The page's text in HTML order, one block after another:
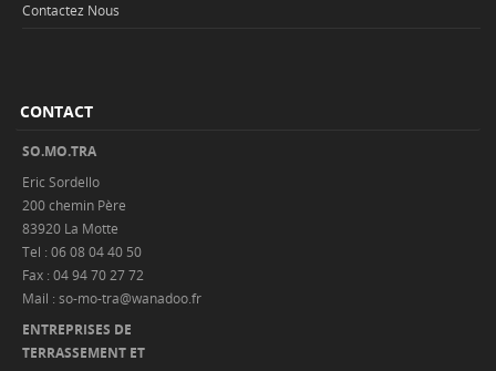
Contactez Nous
CONTACT
SO.MO.TRA
Eric Sordello
200 chemin Père
83920 La Motte
Tel : 06 08 04 40 50
Fax : 04 94 70 27 72
Mail : so-mo-tra@wanadoo.fr
ENTREPRISES DE
TERRASSEMENT ET